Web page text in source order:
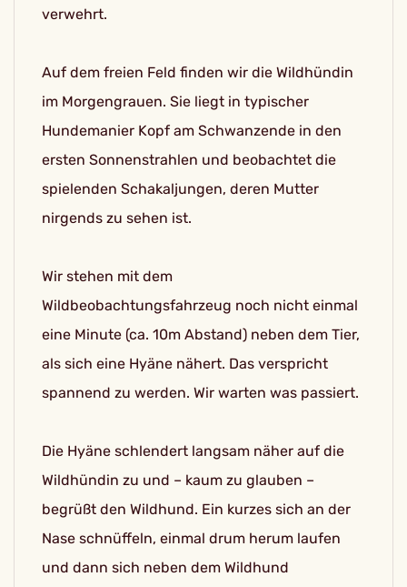
verwehrt.
Auf dem freien Feld finden wir die Wildhündin
im Morgengrauen. Sie liegt in typischer
Hundemanier Kopf am Schwanzende in den
ersten Sonnenstrahlen und beobachtet die
spielenden Schakaljungen, deren Mutter
nirgends zu sehen ist.
Wir stehen mit dem
Wildbeobachtungsfahrzeug noch nicht einmal
eine Minute (ca. 10m Abstand) neben dem Tier,
als sich eine Hyäne nähert. Das verspricht
spannend zu werden. Wir warten was passiert.
Die Hyäne schlendert langsam näher auf die
Wildhündin zu und – kaum zu glauben –
begrüßt den Wildhund. Ein kurzes sich an der
Nase schnüffeln, einmal drum herum laufen
und dann sich neben dem Wildhund